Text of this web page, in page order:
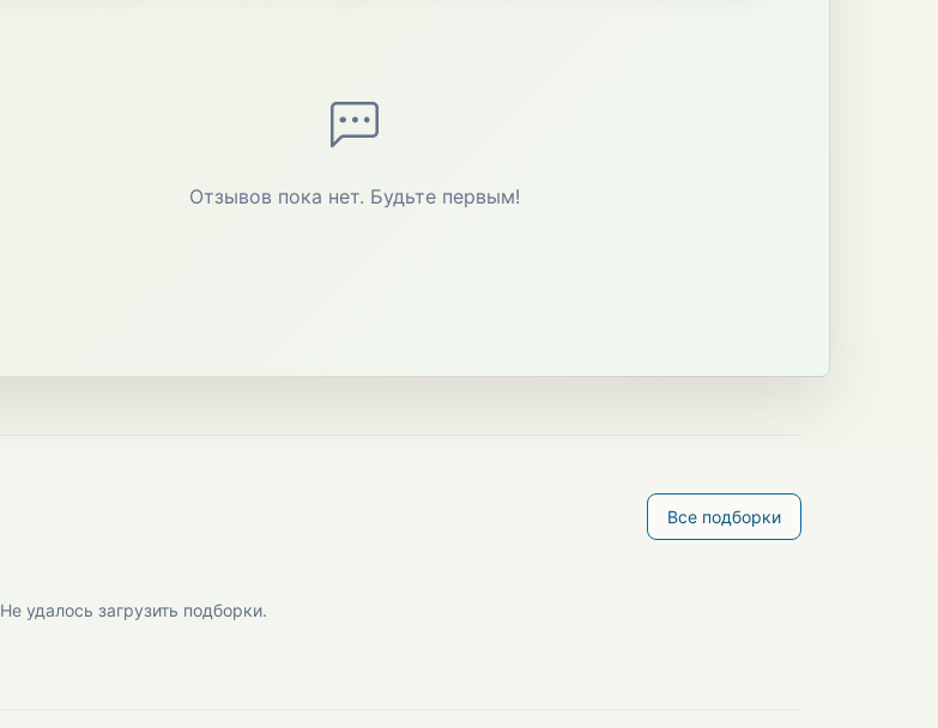
Отзывов пока нет. Будьте первым!
Все подборки
Не удалось загрузить подборки.